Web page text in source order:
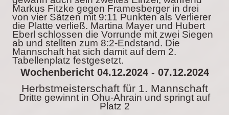
Markus Fitzke gegen Framesberger in drei
von vier Sätzen mit 9:11 Punkten als Verlierer
die Platte verließ. Martina Mayer und Hubert
Eberl schlossen die Vorrunde mit zwei Siegen
ab und stellten zum 8:2-Endstand. Die
Mannschaft hat sich damit auf dem 2.
Tabellenplatz festgesetzt.
Wochenbericht 04.12.2024 - 07.12.2024
Herbstmeisterschaft für 1. Mannschaft
Dritte gewinnt in Ohu-Ahrain und springt auf
Platz 2